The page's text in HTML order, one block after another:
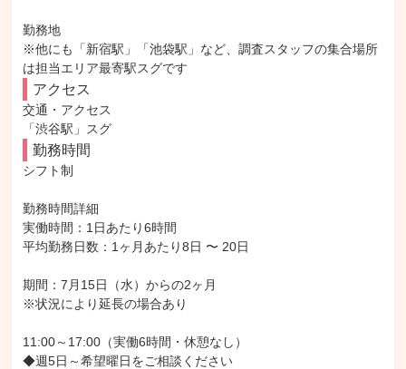
勤務地
※他にも「新宿駅」「池袋駅」など、調査スタッフの集合場所
は担当エリア最寄駅スグです
アクセス
交通・アクセス
「渋谷駅」スグ
勤務時間
シフト制
勤務時間詳細
実働時間：1日あたり6時間
平均勤務日数：1ヶ月あたり8日 〜 20日
期間：7月15日（水）からの2ヶ月
※状況により延長の場合あり
11:00～17:00（実働6時間・休憩なし）
◆週5日～希望曜日をご相談ください